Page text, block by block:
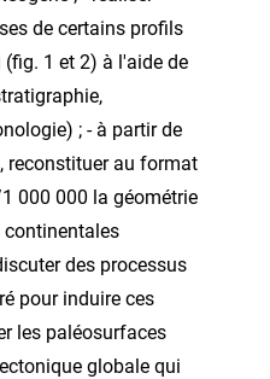
de certains profils
1 et 2) à l'aide de
; - à partir de
reconstituer au format
000 000 la géométrie
continentales
des processus
pour induire ces
les paléosurfaces
globale qui